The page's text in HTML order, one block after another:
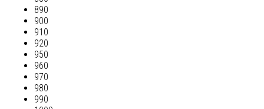
890
900
910
920
950
960
970
980
990